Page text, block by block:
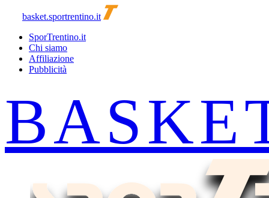
basket.sportrentino.it
SporTrentino.it
Chi siamo
Affiliazione
Pubblicità